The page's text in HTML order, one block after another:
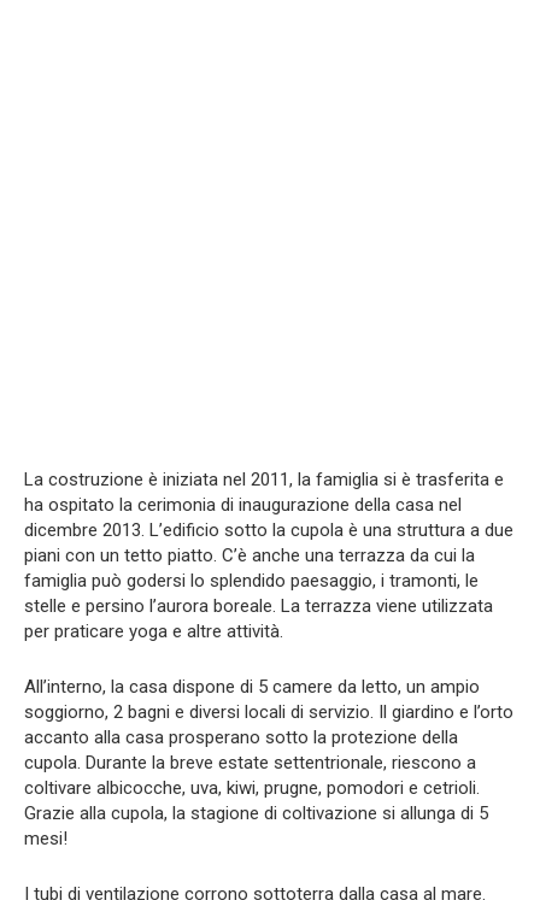
La costruzione è iniziata nel 2011, la famiglia si è trasferita e
ha ospitato la cerimonia di inaugurazione della casa nel
dicembre 2013. L’edificio sotto la cupola è una struttura a due
piani con un tetto piatto. C’è anche una terrazza da cui la
famiglia può godersi lo splendido paesaggio, i tramonti, le
stelle e persino l’aurora boreale. La terrazza viene utilizzata
per praticare yoga e altre attività.
All’interno, la casa dispone di 5 camere da letto, un ampio
soggiorno, 2 bagni e diversi locali di servizio. Il giardino e l’orto
accanto alla casa prosperano sotto la protezione della
cupola. Durante la breve estate settentrionale, riescono a
coltivare albicocche, uva, kiwi, prugne, pomodori e cetrioli.
Grazie alla cupola, la stagione di coltivazione si allunga di 5
mesi!
I tubi di ventilazione corrono sottoterra dalla casa al mare.